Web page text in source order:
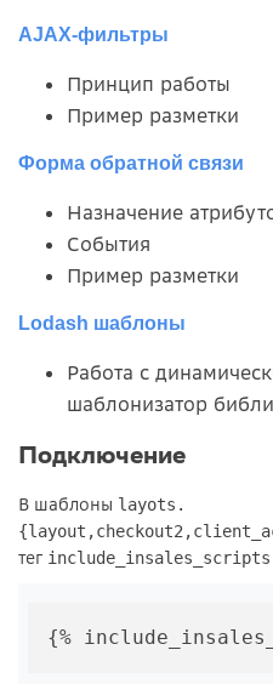
AJAX-фильтры
Принцип работы
Пример разметки
Форма обратной связи
Назначение
События
Пример разметки
Lodash шаблоны
Работа с
шаблонизатор
Подключение
В шаблоны layots.
тег include_insales_scripts
{%